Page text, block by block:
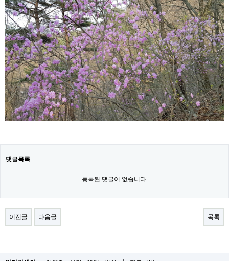
댓글목록
등록된 댓글이 없습니다.
이전글 다음글 목록